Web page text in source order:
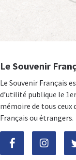
Le Souvenir
Le Souvenir Français
d’utilité publique le
mémoire de tous ceux
Français ou étrangers.